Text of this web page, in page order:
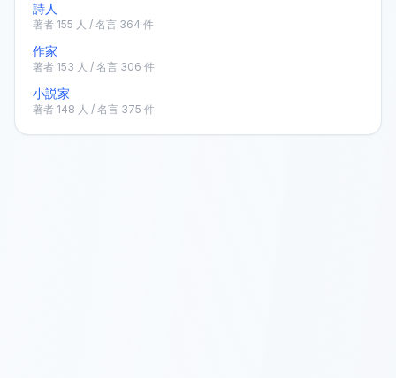
詩人
著者 155 人 / 名言 364 件
作家
著者 153 人 / 名言 306 件
小説家
著者 148 人 / 名言 375 件